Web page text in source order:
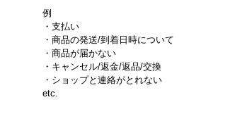
例
・支払い
・商品の発送/到着日時について
・商品が届かない
・キャンセル/返金/返品/交換
・ショップと連絡がとれない
etc.